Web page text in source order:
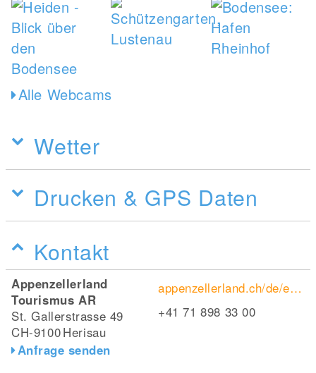
Alle Webcams
Wetter
Drucken & GPS Daten
Kontakt
Appenzellerland
Tourismus AR
St. Gallerstrasse 49
CH-9100Herisau
Anfrage senden
appenzellerland.ch/de/erleben/wandern-bewegen/sommer/wanderrouten/witzweg.html
+41 71 898 33 00